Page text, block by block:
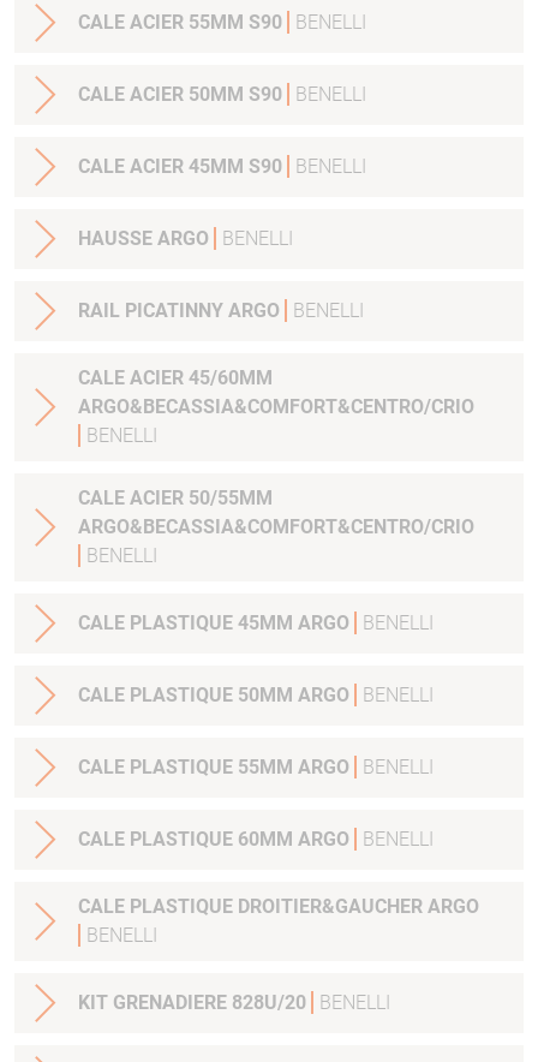
CALE ACIER 55MM S90 BENELLI
CALE ACIER 50MM S90 BENELLI
CALE ACIER 45MM S90 BENELLI
HAUSSE ARGO BENELLI
RAIL PICATINNY ARGO BENELLI
CALE ACIER 45/60MM
ARGO&BECASSIA&COMFORT&CENTRO/CRIO
BENELLI
CALE ACIER 50/55MM
ARGO&BECASSIA&COMFORT&CENTRO/CRIO
BENELLI
CALE PLASTIQUE 45MM ARGO BENELLI
CALE PLASTIQUE 50MM ARGO BENELLI
CALE PLASTIQUE 55MM ARGO BENELLI
CALE PLASTIQUE 60MM ARGO BENELLI
CALE PLASTIQUE DROITIER&GAUCHER ARGO
BENELLI
KIT GRENADIERE 828U/20 BENELLI